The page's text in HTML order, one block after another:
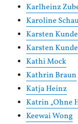
Karlheinz
Karoline
Karsten Kunde
Karsten Kunde
Kathi Mock
Kathrin Braun
Katja Heinz
Katrin „Ohne
Keewai Wong